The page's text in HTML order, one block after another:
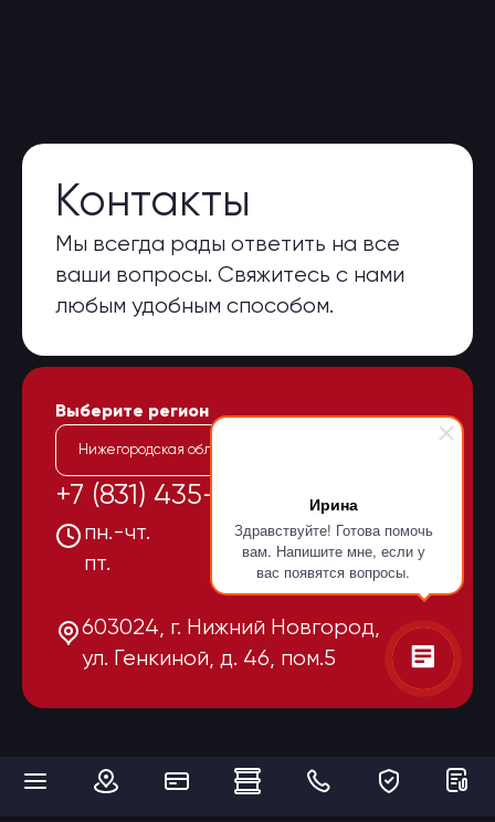
Ирина
Здравствуйте! Готова помочь
вам. Напишите мне, если у
вас появятся вопросы.
Контакты
Мы всегда рады ответить на все
ваши вопросы. Свяжитесь с нами
любым удобным способом.
Выберите регион
Нижегородская область
+7 (831) 435-15-55
пн.-чт.
пт.
08:00-17:00
08:00-16:00
603024, г. Нижний Новгород,
ул. Генкиной, д. 46, пом.5